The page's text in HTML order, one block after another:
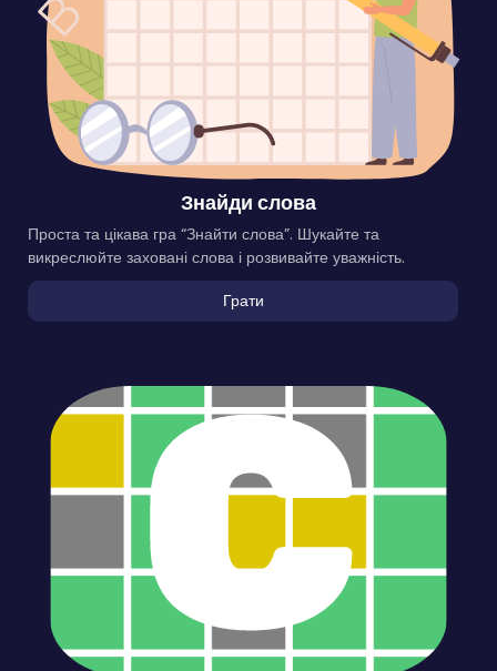
Знайди слова
Проста та цікава гра “Знайти слова”. Шукайте та
викреслюйте заховані слова і розвивайте уважність.
Грати